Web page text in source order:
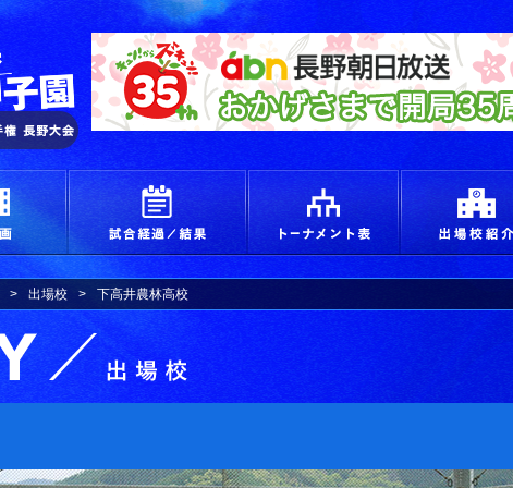
燃えろ！青春 つかめ甲子園
動画 試合経過＆結果 トーナメント
出場校 下高井農林高校
出場校詳細